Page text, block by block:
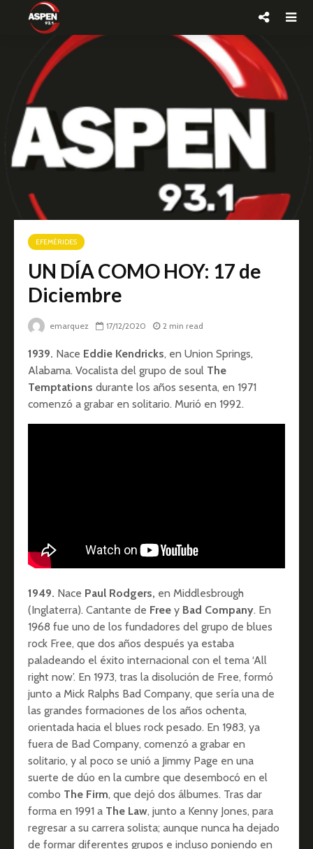
EFEMÉRIDES
UN DÍA COMO HOY: 17 de
Diciembre
emarquez 17/12/2020 2 min read
1939. Nace Eddie Kendricks, en Union Springs,
Alabama. Vocalista del grupo de soul The
Temptations durante los años sesenta, en 1971
comenzó a grabar en solitario. Murió en 1992.
1949. Nace Paul Rodgers, en Middlesbrough
(Inglaterra). Cantante de Free y Bad Company. En
1968 fue uno de los fundadores del grupo de blues
rock Free, que dos años después ya estaba
paladeando el éxito internacional con el tema ‘All
right now’. En 1973, tras la disolución de Free, formó
junto a Mick Ralphs Bad Company, que sería una de
las grandes formaciones de los años ochenta,
orientada hacia el blues rock pesado. En 1983, ya
fuera de Bad Company, comenzó a grabar en
solitario, y al poco se unió a Jimmy Page en una
suerte de dúo en la cumbre que desembocó en el
combo The Firm, que dejó dos álbumes. Tras dar
forma en 1991 a The Law, junto a Kenny Jones, para
regresar a su carrera solista; aunque nunca ha dejado
de formar diferentes grupos e incluso poniendo en